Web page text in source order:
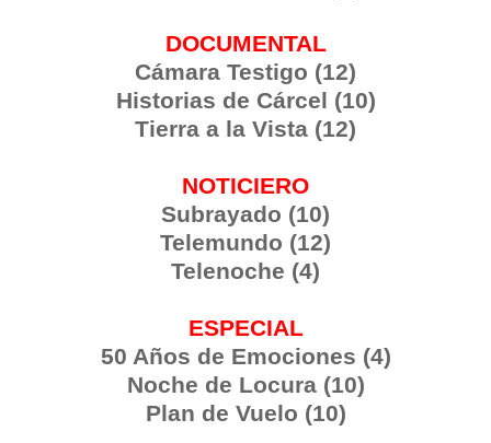
DOCUMENTAL
Cámara Testigo (12)
Historias de Cárcel (10)
Tierra a la Vista (12)
NOTICIERO
Subrayado (10)
Telemundo (12)
Telenoche (4)
ESPECIAL
50 Años de Emociones (4)
Noche de Locura (10)
Plan de Vuelo (10)